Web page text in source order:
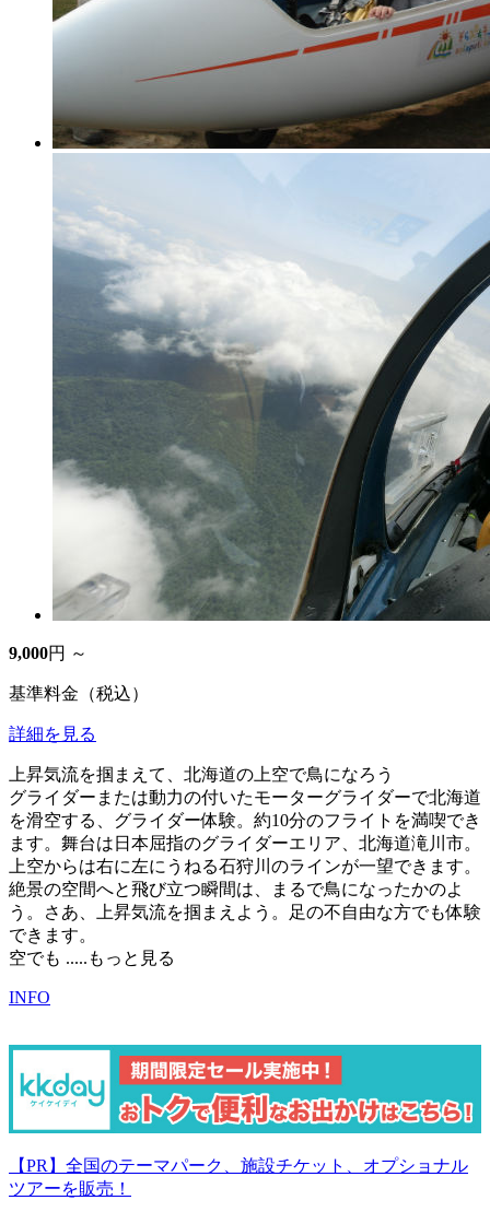
9,000円 ～
基準料金（税込）
詳細を見る
上昇気流を掴まえて、北海道の上空で鳥になろう
グライダーまたは動力の付いたモーターグライダーで北海道
を滑空する、グライダー体験。約10分のフライトを満喫でき
ます。舞台は日本屈指のグライダーエリア、北海道滝川市。
上空からは右に左にうねる石狩川のラインが一望できます。
絶景の空間へと飛び立つ瞬間は、まるで鳥になったかのよ
う。さあ、上昇気流を掴まえよう。足の不自由な方でも体験
できます。
空でも .....もっと見る
INFO
【PR】全国のテーマパーク、施設チケット、オプショナル
ツアーを販売！